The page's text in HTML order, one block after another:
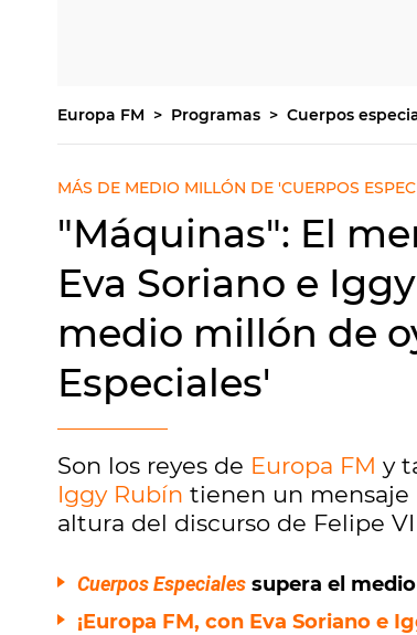
Europa FM Programas Cuerpos
MÁS DE MEDIO MILLÓN DE 'CUERPOS
"Máquinas": El
Eva Soriano e
medio millón de
Especiales'
Son los reyes de Europa FM y
Iggy Rubín tienen un mensaje
altura del discurso de Felipe
Cuerpos Especiales supera el
¡Europa FM, con Eva Soriano e